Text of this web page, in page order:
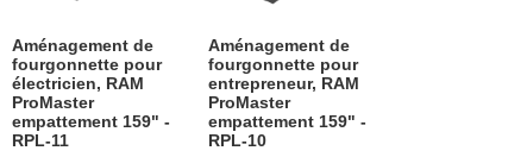
Aménagement de
fourgonnette pour
électricien, RAM
ProMaster
empattement 159" -
RPL-11
Aménagement de
fourgonnette pour
entrepreneur, RAM
ProMaster
empattement 159" -
RPL-10